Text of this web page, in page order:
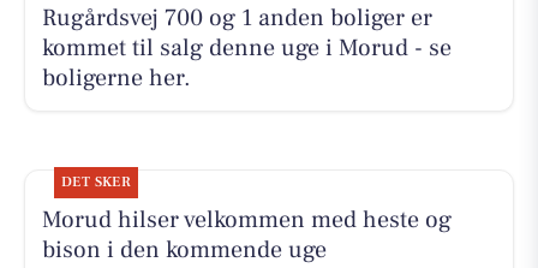
Rugårdsvej 700 og 1 anden boliger er
kommet til salg denne uge i Morud - se
boligerne her.
DET SKER
Morud hilser velkommen med heste og
bison i den kommende uge